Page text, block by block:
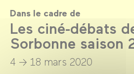
Dans le cadre de
Les ciné-débats
Sorbonne saison
4 → 18 mars 2020